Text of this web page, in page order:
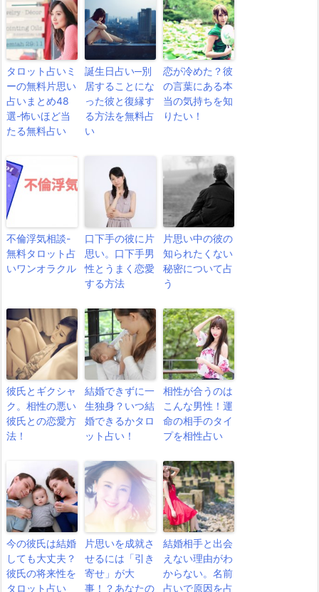
タロット占いミ
ーの無料片思い
占いまとめ48
選-怖いほど当
たる無料占い
誕生日占い─別
居することにな
った彼と復縁す
る方法を無料占
い
恋が冷めた？彼
の言葉にある本
当の気持ちを知
りたい！
不倫浮気相談-
無料タロット占
いワンオラクル
口下手の彼に片
思い。口下手男
性とうまく恋愛
する方法
片思い中の彼の
知られたくない
秘密について占
う
彼氏とギクシャ
ク。相性の悪い
彼氏との恋愛方
法！
結婚できずに一
生独身？いつ結
婚できるかタロ
ット占い！
相性が合うのは
こんな男性！運
命の相手のタイ
プを相性占い
今の彼氏は結婚
しても大丈夫？
彼氏の将来性を
タロット占い
片思いを成就さ
せるには「引き
寄せ」が大
事！？あなたの
結婚相手と出会
えない理由がわ
からない。名前
占いで原因を占